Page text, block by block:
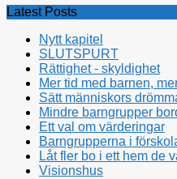
Latest Posts
Nytt kapitel
SLUTSPURT
Rättighet - skyldighet
Mer tid med barnen,
Sätt människors
Mindre barngrupper
Ett val om värderingar
Barngrupperna i
Låt fler bo i ett hem de
Visionshus